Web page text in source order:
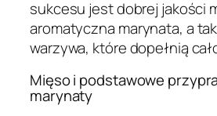
sukcesu jest dobrej jakości
aromatyczna marynata, a
warzywa, które dopełnią
Mięso i podstawowe
marynaty